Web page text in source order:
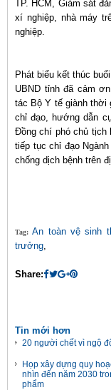
TP. HCM, Giám sát
xí nghiệp, nhà máy
nghiệp.
Phát biểu kết thúc
UBND tỉnh đã cảm
tác Bộ Y tế giành thời
chỉ đạo, hướng dẫn
Đồng chí phó chủ tịch
tiếp tục chỉ đạo
chống dịch bệnh trên
Tag:An toàn vệ sinh
trưởng,
Share:
Tin mới hơn
20 người chết vì ngộ
Họp xây dựng quy
nhìn đến năm 2030
phẩm